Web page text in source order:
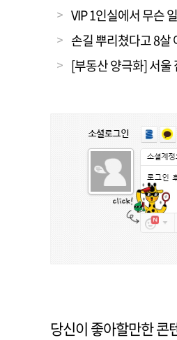
VIP 1인실에서 무슨
손길 뿌리쳤다고 8살
[부동산 양극화] 서
당신이 좋아할만한 콘